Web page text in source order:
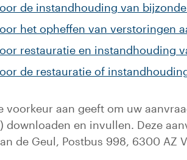
de instandhouding van
het opheffen van verstoringen
restauratie en instandhouding
de restauratie of
voorkeur aan geeft om uw
downloaden en invullen. Deze
de Geul, Postbus 998, 6300 AZ